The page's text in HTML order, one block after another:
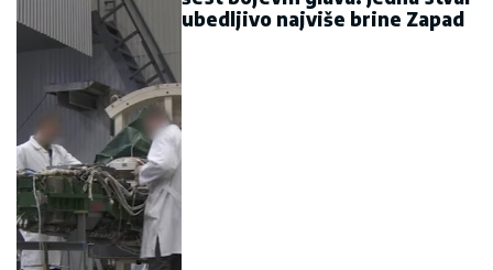
ubedljivo najviše brine Zapad